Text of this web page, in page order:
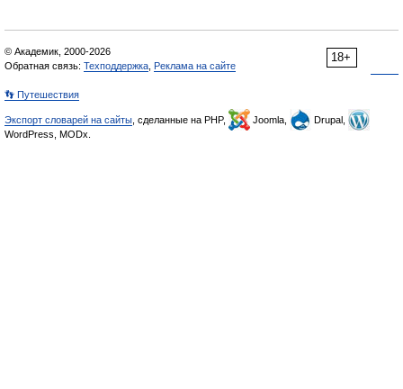
18+
© Академик, 2000-2026
Обратная связь: Техподдержка Реклама на сайте
👣 Путешествия
Экспорт словарей на сайты , сделанные на PHP, Joomla,
Drupal,
WordPress, MODx.